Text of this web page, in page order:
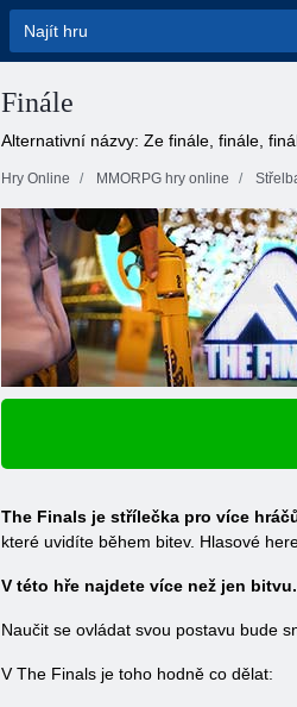
Finále
Alternativní názvy: Ze finále, finále,
Hry Online MMORPG hry online
The Finals je střílečka pro více
které uvidíte během bitev. Hlasové
V této hře najdete více než jen
Naučit se ovládat svou postavu bude
V The Finals je toho hodně co dělat: